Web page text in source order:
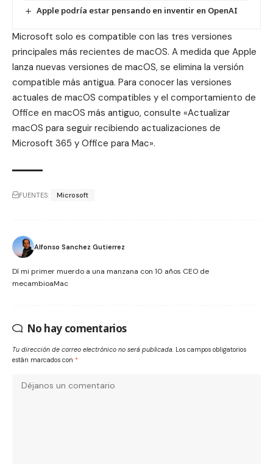
Apple podría estar pensando en inventir en OpenAI
Microsoft solo es compatible con las tres versiones
principales más recientes de macOS. A medida que Apple
lanza nuevas versiones de macOS, se elimina la versión
compatible más antigua. Para conocer las versiones
actuales de macOS compatibles y el comportamiento de
Office en macOS más antiguo, consulte «Actualizar
macOS para seguir recibiendo actualizaciones de
Microsoft 365 y Office para Mac».
FUENTES: Microsoft
Alfonso Sanchez Gutierrez
Dí mi primer muerdo a una manzana con 10 años CEO de
mecambioaMac
No hay comentarios
Tu dirección de correo electrónico no será publicada. Los campos obligatorios
están marcados con *